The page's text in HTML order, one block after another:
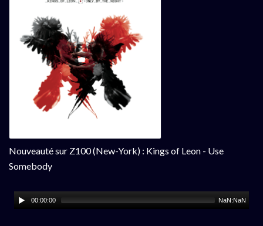
Nouveauté sur Z100 (New-York) : Kings of Leon - Use
Somebody
00:00:00 NaN:NaN